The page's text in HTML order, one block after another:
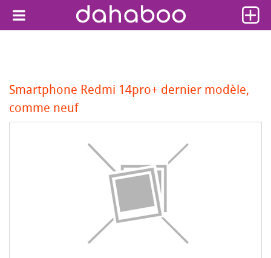
Smartphone Redmi 14pro+ dernier modèle,
comme neuf